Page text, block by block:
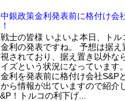
銀政策金利発表前に格付け会
士の皆様 いよいよ本日、トル
利の発表ですね。 予想は据え
されており、据え置き以外な
ズという状況になっています
利を発表前に格付け会社S&P
ら情報が出ていますので紹介
！トルコの利下げ...